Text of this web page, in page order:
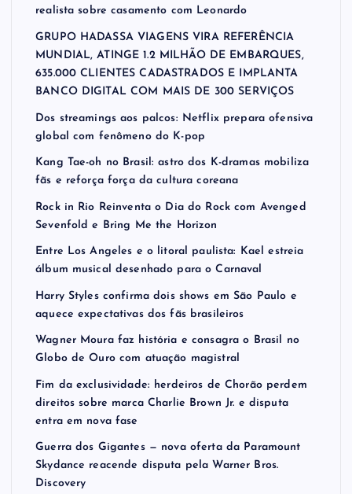
realista sobre casamento com Leonardo
GRUPO HADASSA VIAGENS VIRA REFERÊNCIA
MUNDIAL, ATINGE 1.2 MILHÃO DE EMBARQUES,
635.000 CLIENTES CADASTRADOS E IMPLANTA
BANCO DIGITAL COM MAIS DE 300 SERVIÇOS
Dos streamings aos palcos: Netflix prepara ofensiva
global com fenômeno do K-pop
Kang Tae-oh no Brasil: astro dos K-dramas mobiliza
fãs e reforça força da cultura coreana
Rock in Rio Reinventa o Dia do Rock com Avenged
Sevenfold e Bring Me the Horizon
Entre Los Angeles e o litoral paulista: Kael estreia
álbum musical desenhado para o Carnaval
Harry Styles confirma dois shows em São Paulo e
aquece expectativas dos fãs brasileiros
Wagner Moura faz história e consagra o Brasil no
Globo de Ouro com atuação magistral
Fim da exclusividade: herdeiros de Chorão perdem
direitos sobre marca Charlie Brown Jr. e disputa
entra em nova fase
Guerra dos Gigantes — nova oferta da Paramount
Skydance reacende disputa pela Warner Bros.
Discovery